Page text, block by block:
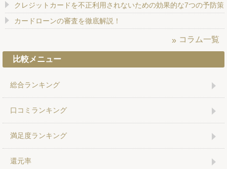
クレジットカードを不正利用されないための効果的な7つの予防策
カードローンの審査を徹底解説！
コラム一覧
比較メニュー
総合ランキング
口コミランキング
満足度ランキング
還元率